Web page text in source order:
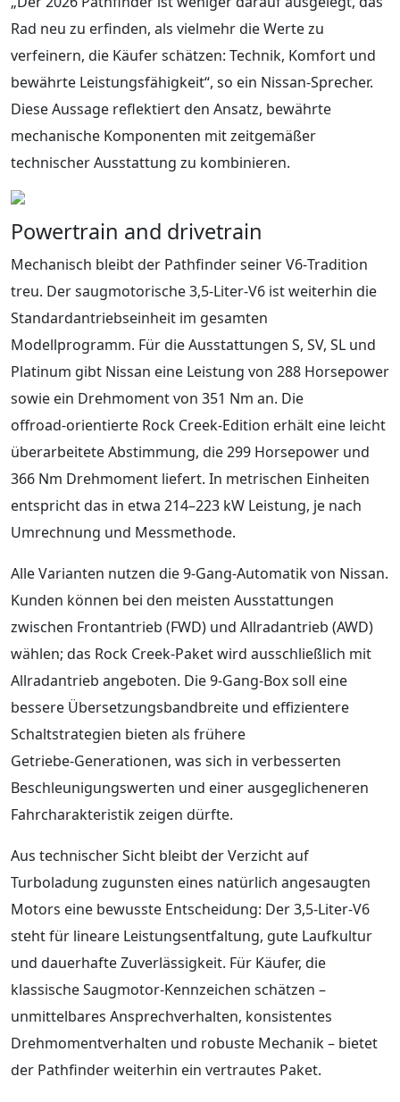
Rad neu zu erfinden, als vielmehr die Werte zu
verfeinern, die Käufer schätzen: Technik, Komfort und
bewährte Leistungsfähigkeit“, so ein Nissan‑Sprecher.
Diese Aussage reflektiert den Ansatz, bewährte
mechanische Komponenten mit zeitgemäßer
technischer Ausstattung zu kombinieren.
Powertrain and drivetrain
Mechanisch bleibt der Pathfinder seiner V6‑Tradition
treu. Der saugmotorische 3,5‑Liter‑V6 ist weiterhin die
Standardantriebseinheit im gesamten
Modellprogramm. Für die Ausstattungen S, SV, SL und
Platinum gibt Nissan eine Leistung von 288 Horsepower
sowie ein Drehmoment von 351 Nm an. Die
offroad‑orientierte Rock Creek‑Edition erhält eine leicht
überarbeitete Abstimmung, die 299 Horsepower und
366 Nm Drehmoment liefert. In metrischen Einheiten
entspricht das in etwa 214–223 kW Leistung, je nach
Umrechnung und Messmethode.
Alle Varianten nutzen die 9‑Gang‑Automatik von Nissan.
Kunden können bei den meisten Ausstattungen
zwischen Frontantrieb (FWD) und Allradantrieb (AWD)
wählen; das Rock Creek‑Paket wird ausschließlich mit
Allradantrieb angeboten. Die 9‑Gang‑Box soll eine
bessere Übersetzungsbandbreite und effizientere
Schaltstrategien bieten als frühere
Getriebe‑Generationen, was sich in verbesserten
Beschleunigungswerten und einer ausgeglicheneren
Fahrcharakteristik zeigen dürfte.
Aus technischer Sicht bleibt der Verzicht auf
Turboladung zugunsten eines natürlich angesaugten
Motors eine bewusste Entscheidung: Der 3,5‑Liter‑V6
steht für lineare Leistungsentfaltung, gute Laufkultur
und dauerhafte Zuverlässigkeit. Für Käufer, die
klassische Saugmotor‑Kennzeichen schätzen –
unmittelbares Ansprechverhalten, konsistentes
Drehmomentverhalten und robuste Mechanik – bietet
der Pathfinder weiterhin ein vertrautes Paket.